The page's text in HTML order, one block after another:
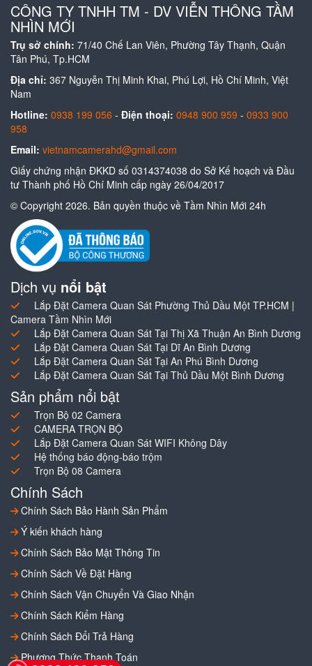
CÔNG TY TNHH TM - DV VIỄN THÔNG TẦM
NHÌN MỚI
Trụ sở chính: 71/40 Chế Lan Viên, Phường Tây Thạnh, Quận
Tân Phú, Tp.HCM
Địa chỉ: 367 Nguyễn Thị Minh Khai, Phú Lợi, Hồ Chí Minh, Việt
Nam
Hotline: 0938 199 056 - Điện thoại: 0948 900 959 - 0933 900
958
Email: vietnamcamerahd@gmail.com
Giấy chứng nhận ĐKKD số 0314374038 do Sở Kế hoạch và Đầu
tư Thành phố Hồ Chí Minh cấp ngày 26/04/2017
© Copyright 2026. Bản quyền thuộc về Tầm Nhìn Mới 24h
Dịch vụ nổi bật
Lắp Đặt Camera Quan Sát Phường Thủ Dầu Một TP.HCM |
Camera Tầm Nhìn Mới
Lắp Đặt Camera Quan Sát Tại Thị Xã Thuận An Bình Dương
Lắp Đặt Camera Quan Sát Tại Dĩ An Bình Dương
Lắp Đặt Camera Quan Sát Tại An Phú Bình Dương
Lắp Đặt Camera Quan Sát Tại Thủ Dầu Một Bình Dương
Sản phẩm nổi bật
Trọn Bộ 02 Camera
CAMERA TRỌN BỘ
Lắp Đặt Camera Quan Sát WIFI Không Dây
Hệ thống báo động-báo trộm
Trọn Bộ 08 Camera
Chính Sách
Chính Sách Bảo Hành Sản Phẩm
Ý kiến khách hàng
Chính Sách Bảo Mật Thông Tin
Chính Sách Về Đặt Hàng
Chính Sách Vận Chuyển Và Giao Nhận
Chính Sách Kiểm Hàng
Chính Sách Đổi Trả Hàng
Phương Thức Thanh Toán